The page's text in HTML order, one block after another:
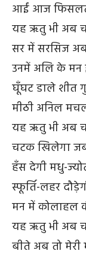
आईं आज
यह ऋतु भी अब
सर में सरसिज
उनमें अलि के
घूँघट डाले शीत
मीठी अनिल
यह ऋतु भी अब
चटक खिलेगा
हँस देगी मधु-
स्फूर्ति-लहर
मन में कोलाहल
यह ऋतु भी अब
बीते अब तो मेरी